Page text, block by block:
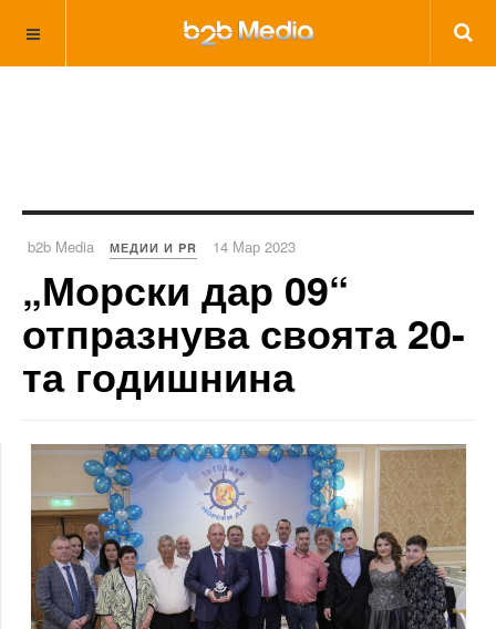
b2b Media МЕДИИ И PR 14 Мар 2023
„Морски дар 09“
отпразнува своята 20-
та годишнина